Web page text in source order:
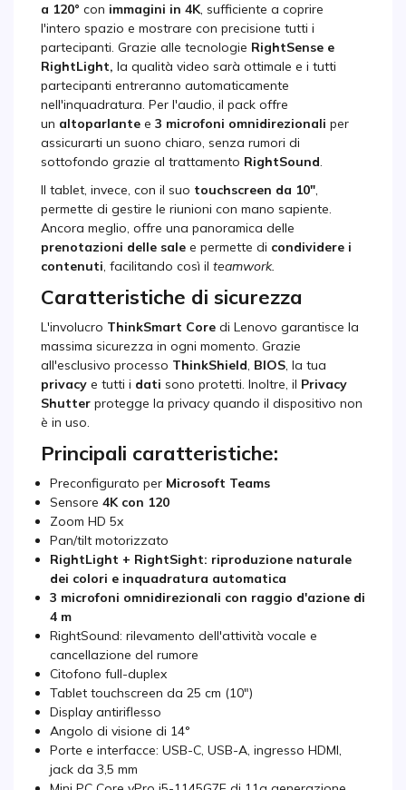
a 120° con immagini in 4K, sufficiente a coprire
l'intero spazio e mostrare con precisione tutti i
partecipanti. Grazie alle tecnologie RightSense e
RightLight, la qualità video sarà ottimale e i tutti
partecipanti entreranno automaticamente
nell'inquadratura. Per l'audio, il pack offre
un altoparlante e 3 microfoni omnidirezionali per
assicurarti un suono chiaro, senza rumori di
sottofondo grazie al trattamento RightSound.
Il tablet, invece, con il suo touchscreen da 10",
permette di gestire le riunioni con mano sapiente.
Ancora meglio, offre una panoramica delle
prenotazioni delle sale e permette di condividere i
contenuti, facilitando così il teamwork.
Caratteristiche di sicurezza
L'involucro ThinkSmart Core di Lenovo garantisce la
massima sicurezza in ogni momento. Grazie
all'esclusivo processo ThinkShield, BIOS, la tua
privacy e tutti i dati sono protetti. Inoltre, il Privacy
Shutter protegge la privacy quando il dispositivo non
è in uso.
Principali caratteristiche:
Preconfigurato per Microsoft Teams
Sensore 4K con 120
Zoom HD 5x
Pan/tilt motorizzato
RightLight + RightSight: riproduzione naturale
dei colori e inquadratura automatica
3 microfoni omnidirezionali con raggio d'azione di
4 m
RightSound: rilevamento dell'attività vocale e
cancellazione del rumore
Citofono full-duplex
Tablet touchscreen da 25 cm (10")
Display antiriflesso
Angolo di visione di 14°
Porte e interfacce: USB-C, USB-A, ingresso HDMI,
jack da 3,5 mm